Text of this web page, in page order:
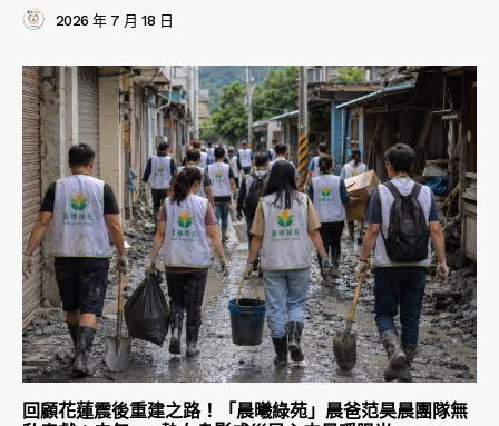
2026 年 7 月 18 日
回顧花蓮震後重建之路！「晨曦綠苑」晨爸范昊晨團隊無